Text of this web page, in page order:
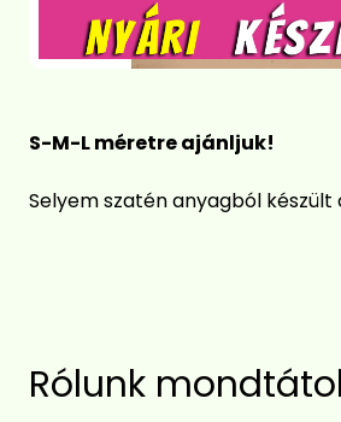
S-M-L méretre ajánljuk!
Selyem szatén anyagból
Rólunk